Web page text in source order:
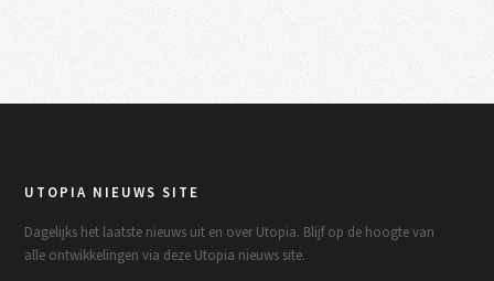
UTOPIA NIEUWS SITE
Dagelijks het laatste nieuws uit en over Utopia. Blijf op de hoogte van
alle ontwikkelingen via deze Utopia nieuws site.